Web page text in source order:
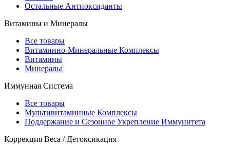
Остальные Антиоксиданты
Витамины и Минералы
Все товары
Витаминно-Минеральные Комплексы
Витамины
Минералы
Иммунная Система
Все товары
Мультивитаминные Комплексы
Поддержание и Сезонное Укрепление Иммунитета
Коррекция Веса / Детоксикация